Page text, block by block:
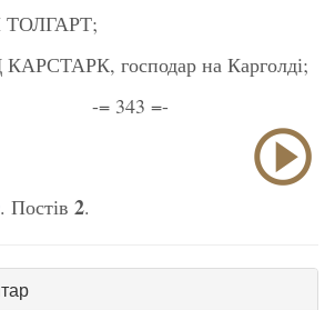
господар на Карголді;
-= 343 =-
. Постів 2.